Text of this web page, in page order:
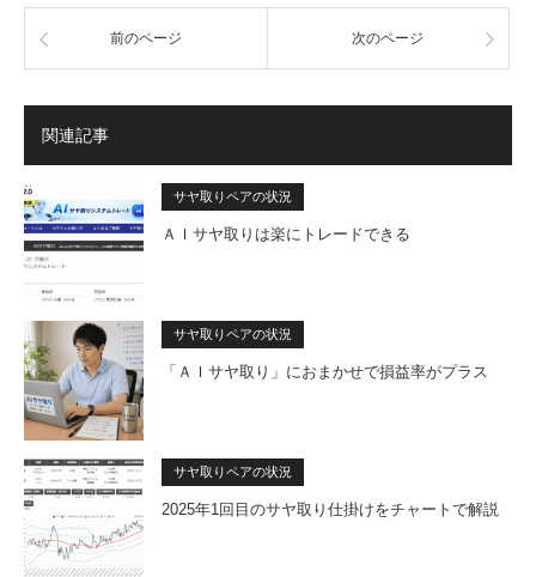
前のページ 次のページ
関連記事
サヤ取りペアの状況
ＡＩサヤ取りは楽にトレードできる
サヤ取りペアの状況
「ＡＩサヤ取り」におまかせで損益率がプラス
サヤ取りペアの状況
2025年1回目のサヤ取り仕掛けをチャートで解説